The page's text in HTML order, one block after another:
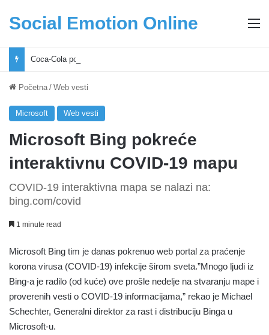
Social Emotion Online
Početna / Web vesti
Microsoft Web vesti
Microsoft Bing pokreće
interaktivnu COVID-19 mapu
COVID-19 interaktivna mapa se nalazi na:
bing.com/covid
1 minute read
Microsoft Bing tim je danas pokrenuo web portal za praćenje
korona virusa (COVID-19) infekcije širom sveta.”Mnogo ljudi iz
Bing-a je radilo (od kuće) ove prošle nedelje na stvaranju mape i
proverenih vesti o COVID-19 informacijama,” rekao je Michael
Schechter, Generalni direktor za rast i distribuciju Binga u
Microsoft-u.